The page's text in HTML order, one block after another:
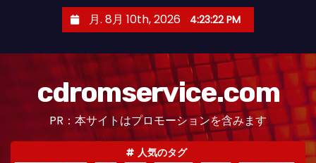
月. 8月 10th, 2026 4:23:23 PM
cdromservice.com
PR：本サイトはプロモーションを含みます
人気のタグ